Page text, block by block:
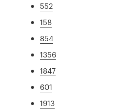
552
158
854
1356
1847
601
1913